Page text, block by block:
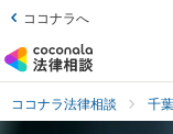
ココナラへ
ココナラ法律相談 千